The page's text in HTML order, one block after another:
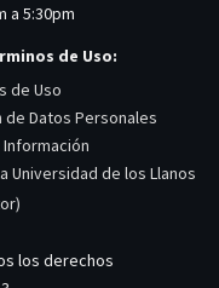
a 5:30pm
de Uso:
de Uso
Datos Personales
Universidad de los Llanos
los derechos